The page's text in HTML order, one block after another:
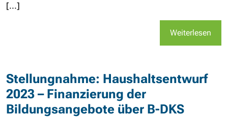
[...]
Weiterlesen
Stellungnahme: Haushaltsentwurf
2023 – Finanzierung der
Bildungsangebote über B-DKS